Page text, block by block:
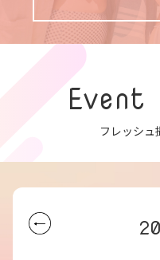
Event
フレッシュ